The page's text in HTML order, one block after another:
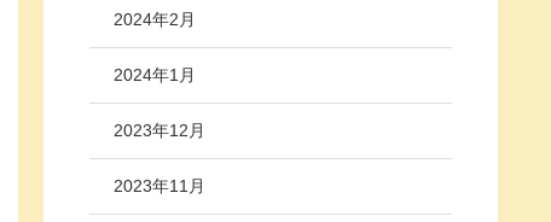
2024年2月
2024年1月
2023年12月
2023年11月